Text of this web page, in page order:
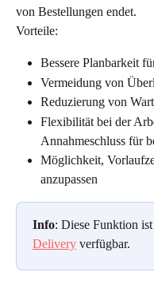
von Bestellungen endet.
Vorteile:
Bessere Planbarkeit
Vermeidung von
Reduzierung von
Flexibilität bei der
Annahmeschluss für
Möglichkeit,
anzupassen
Info: Diese Funktion
Delivery verfügbar.